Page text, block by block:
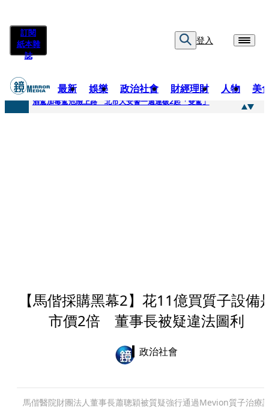
訂閱
紙本雜
誌
登入
最新 娛樂 政治社會 財經理財 人物 美
快訊
酒駕加毒駕危險上路 北市大安警一週連破2起「雙駕」
【馬偕採購黑幕2】花11億買質子設備
市價2倍 董事長被疑違法圖利
政治社會
馬偕醫院財團法人董事長蕭聰穎被質疑強行通過Mevion質子治療